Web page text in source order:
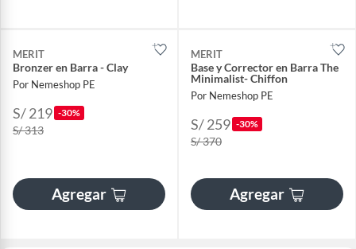
MERIT
Bronzer en Barra - Clay
Por Nemeshop PE
S/ 219 -30%
S/ 313
Agregar
MERIT
Base y Corrector en Barra The
Minimalist- Chiffon
Por Nemeshop PE
S/ 259 -30%
S/ 370
Agregar